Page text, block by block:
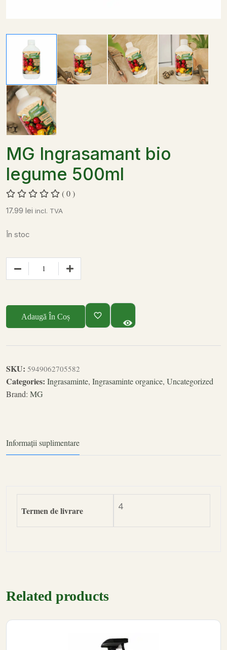
MG Ingrasamant bio
legume 500ml
( 0 )
17.99 lei incl. TVA
În stoc
Adaugă În Coș
SKU: 5949062705582
Categories: Ingrasaminte, Ingrasaminte organice, Uncategorized
Brand: MG
Informații suplimentare
Termen de livrare 4
Related products